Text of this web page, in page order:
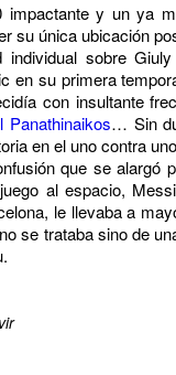
y un ya
su única ubicación
individual sobre
en su primera
con insultante
Panathinaikos… Sin
en el uno contra
que se alargó
al espacio,
le llevaba a
se trataba sino de